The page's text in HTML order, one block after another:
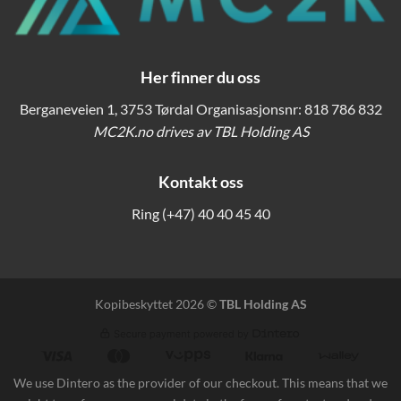
Her finner du oss
Berganeveien 1, 3753 Tørdal Organisasjonsnr: 818 786 832
MC2K.no drives av TBL Holding AS
Kontakt oss
Ring (+47) 40 40 45 40
Kopibeskyttet 2026 ©TBL Holding AS
We use Dintero as the provider of our checkout. This means that we